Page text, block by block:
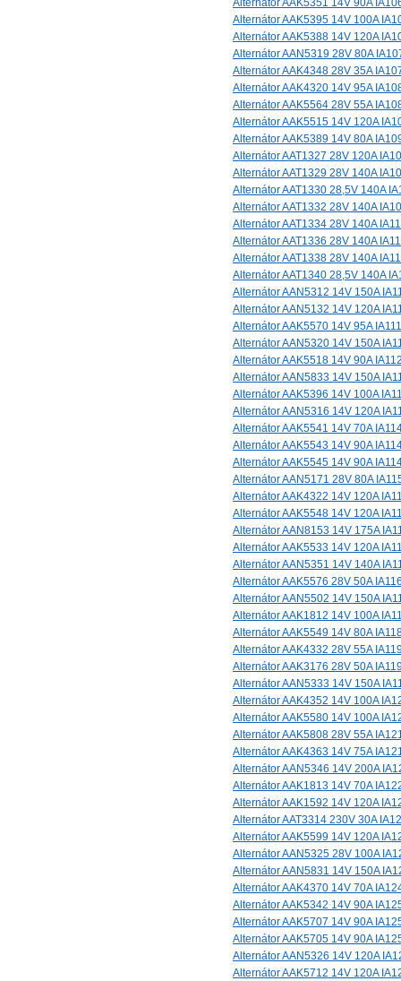
Alternátor AAK5351 14V 90A
Alternátor AAK5395 14V 100A
Alternátor AAK5388 14V 120A
Alternátor AAN5319 28V 80A
Alternátor AAK4348 28V 35A
Alternátor AAK4320 14V 95A
Alternátor AAK5564 28V 55A
Alternátor AAK5515 14V 120A
Alternátor AAK5389 14V 80A
Alternátor AAT1327 28V 120A
Alternátor AAT1329 28V 140A
Alternátor AAT1330 28,5V 140A
Alternátor AAT1332 28V 140A
Alternátor AAT1334 28V 140A
Alternátor AAT1336 28V 140A
Alternátor AAT1338 28V 140A
Alternátor AAT1340 28,5V 140A
Alternátor AAN5312 14V 150A
Alternátor AAN5132 14V 120A
Alternátor AAK5570 14V 95A
Alternátor AAN5320 14V 150A
Alternátor AAK5518 14V 90A
Alternátor AAN5833 14V 150A
Alternátor AAK5396 14V 100A
Alternátor AAN5316 14V 120A
Alternátor AAK5541 14V 70A
Alternátor AAK5543 14V 90A
Alternátor AAK5545 14V 90A
Alternátor AAN5171 28V 80A
Alternátor AAK4322 14V 120A
Alternátor AAK5548 14V 120A
Alternátor AAN8153 14V 175A
Alternátor AAK5533 14V 120A
Alternátor AAN5351 14V 140A
Alternátor AAK5576 28V 50A
Alternátor AAN5502 14V 150A
Alternátor AAK1812 14V 100A
Alternátor AAK5549 14V 80A
Alternátor AAK4332 28V 55A
Alternátor AAK3176 28V 50A
Alternátor AAN5333 14V 150A
Alternátor AAK4352 14V 100A
Alternátor AAK5580 14V 100A
Alternátor AAK5808 28V 55A
Alternátor AAK4363 14V 75A
Alternátor AAN5346 14V 200A
Alternátor AAK1813 14V 70A
Alternátor AAK1592 14V 120A
Alternátor AAT3314 230V 30A
Alternátor AAK5599 14V 120A
Alternátor AAN5325 28V 100A
Alternátor AAN5831 14V 150A
Alternátor AAK4370 14V 70A
Alternátor AAK5342 14V 90A
Alternátor AAK5707 14V 90A
Alternátor AAK5705 14V 90A
Alternátor AAN5326 14V 120A
Alternátor AAK5712 14V 120A